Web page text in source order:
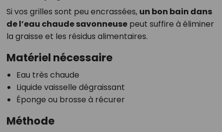
Si vos grilles sont peu encrassées, un bon bain dans
de l’eau chaude savonneusepeut suffire à éliminer
la graisse et les résidus alimentaires.
Matériel nécessaire
Eau très chaude
Liquide vaisselle dégraissant
Éponge ou brosse à récurer
Méthode